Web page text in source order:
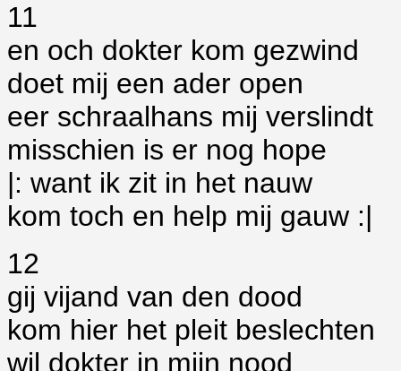
11
en och dokter kom gezwind
doet mij een ader open
eer schraalhans mij verslindt
misschien is er nog hope
|: want ik zit in het nauw
kom toch en help mij gauw :|
12
gij vijand van den dood
kom hier het pleit beslechten
wil dokter in mijn nood